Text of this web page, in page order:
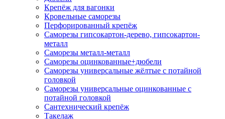
Крепёж для вагонки
Кровельные саморезы
Перфорированный крепёж
Саморезы гипсокартон-дерево, гипсокартон-
металл
Саморезы металл-металл
Саморезы оцинкованные+дюбели
Саморезы универсальные жёлтые с потайной
головкой
Саморезы универсальные оцинкованные с
потайной головкой
Сантехнический крепёж
Такелаж